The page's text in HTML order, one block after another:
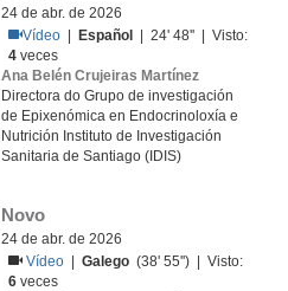
24 de abr. de 2026
Vídeo
Español
| 24' 48'' | Visto:
4 veces
Ana Belén Crujeiras Martínez
Directora do Grupo de investigación
de Epixenómica en Endocrinoloxía e
Nutrición Instituto de Investigación
Sanitaria de Santiago (IDIS)
Novo
24 de abr. de 2026
Vídeo
|Galego (38' 55'') | Visto:
6 veces